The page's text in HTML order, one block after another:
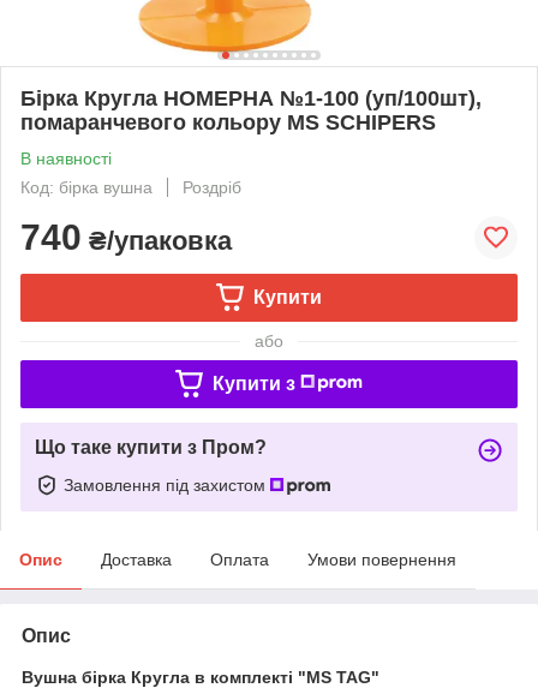
Бірка Кругла НОМЕРНА №1-100 (уп/100шт),
помаранчевого кольору MS SCHIPERS
В наявності
Код: бірка вушна
Роздріб
740 ₴/упаковка
Купити
або
Купити з
Що таке купити з Пром?
Замовлення під захистом
Опис Доставка Оплата Умови повернення
Опис
Вушна бірка Кругла в комплекті "МЅ TAG"